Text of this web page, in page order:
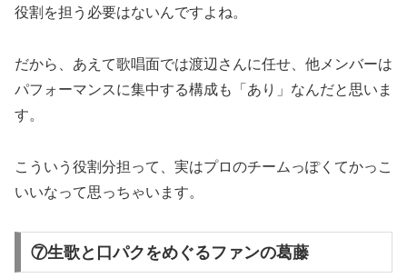
役割を担う必要はないんですよね。
だから、あえて歌唱面では渡辺さんに任せ、他メンバーは
パフォーマンスに集中する構成も「あり」なんだと思いま
す。
こういう役割分担って、実はプロのチームっぽくてかっこ
いいなって思っちゃいます。
⑦生歌と口パクをめぐるファンの葛藤